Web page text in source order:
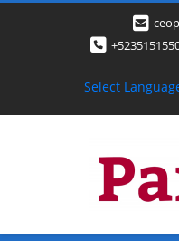
Select